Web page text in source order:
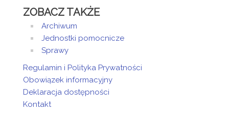
ZOBACZ TAKŻE
Archiwum
Jednostki pomocnicze
Sprawy
Regulamin i Polityka Prywatności
Obowiązek informacyjny
Deklaracja dostępności
Kontakt